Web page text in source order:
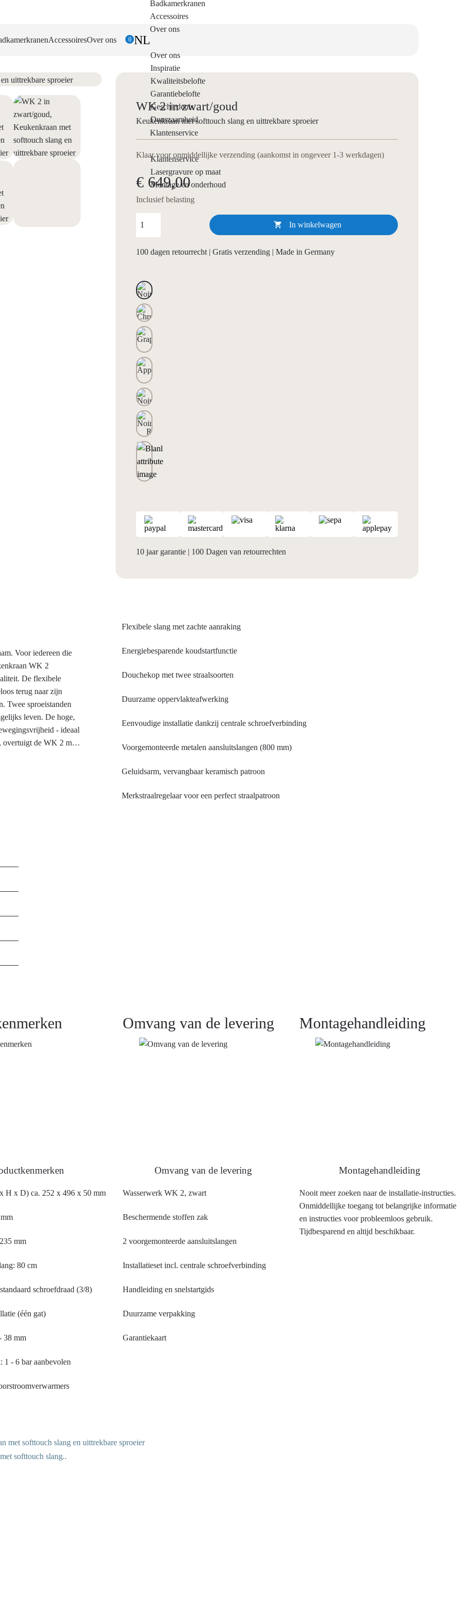
AccessoiresOver ons 0 NL
Badkamerkranen
Accessoires
Over ons
Over ons
Inspiratie
Kwaliteitsbelofte
Garantiebelofte
Geschiedenis
Duurzaamheid
Klantenservice
Klantenservice
Lasergravure op maat
Montage en onderhoud
WK 2 in zwart/goud
Keukenkraan met softtouch slang en uittrekbare sproeier
Klaar voor onmiddellijke verzending (aankomst in ongeveer 1-3 werkdagen)
€ 649,00
Inclusief belasting
 In winkelwagen
100 dagen retourrecht | Gratis verzending | Made in Germany
10 jaar garantie | 100 Dagen van retourrechten
Voor iedereen die
WK 2
De flexibele
terug naar zijn
Twee sproeistanden
leven. De hoge,
- ideaal
overtuigt de WK 2 met
van de
accenten in
Flexibele slang met zachte aanraking
Energiebesparende koudstartfunctie
Douchekop met twee straalsoorten
Duurzame oppervlakteafwerking
Eenvoudige installatie dankzij centrale schroefverbinding
Voorgemonteerde metalen aansluitslangen (800 mm)
Geluidsarm, vervangbaar keramisch patroon
Merkstraalregelaar voor een perfect straalpatroon
H x D) ca. 252 x 496 x 50 mm
mm
80 cm
schroefdraad (3/8)
(één gat)
38 mm
1 - 6 bar aanbevolen
Omvang van de levering
Omvang van de levering
Wasserwerk WK 2, zwart
Beschermende stoffen zak
2 voorgemonteerde aansluitslangen
Installatieset incl. centrale schroefverbinding
Handleiding en snelstartgids
Duurzame verpakking
Garantiekaart
Montagehandleiding
Montagehandleiding
Nooit meer zoeken naar de installatie-instructies.
Onmiddellijke toegang tot belangrijke informatie
en instructies voor probleemloos gebruik.
Tijdbesparend en altijd beschikbaar.
softtouch slang..